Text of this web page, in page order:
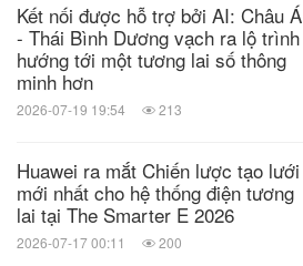
Kết nối được hỗ trợ bởi AI: Châu Á
- Thái Bình Dương vạch ra lộ trình
hướng tới một tương lai số thông
minh hơn
2026-07-19 19:54 213
Huawei ra mắt Chiến lược tạo lưới
mới nhất cho hệ thống điện tương
lai tại The Smarter E 2026
2026-07-17 00:11 200